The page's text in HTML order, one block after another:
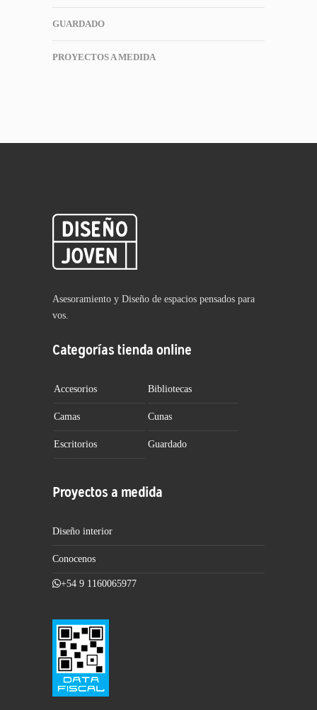
GUARDADO
PROYECTOS A MEDIDA
Asesoramiento y Diseño de espacios pensados para
vos.
Categorías tienda online
Accesorios Bibliotecas
Camas Cunas
Escritorios Guardado
Proyectos a medida
Diseño interior
Conocenos
+54 9 1160065977